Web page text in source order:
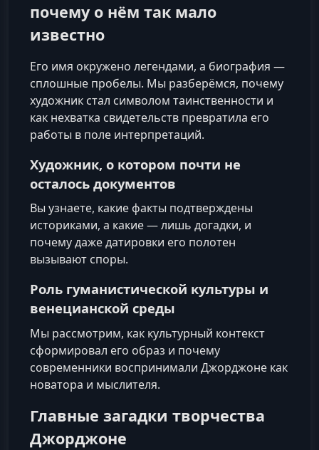
почему о нём так мало
известно
Его имя окружено легендами, а биография —
сплошные пробелы. Мы разберёмся, почему
художник стал символом таинственности и
как нехватка свидетельств превратила его
работы в поле интерпретаций.
Художник, о котором почти не
осталось документов
Вы узнаете, какие факты подтверждены
историками, а какие — лишь догадки, и
почему даже датировки его полотен
вызывают споры.
Роль гуманистической культуры и
венецианской среды
Мы рассмотрим, как культурный контекст
сформировал его образ и почему
современники воспринимали Джорджоне как
новатора и мыслителя.
Главные загадки творчества
Джорджоне